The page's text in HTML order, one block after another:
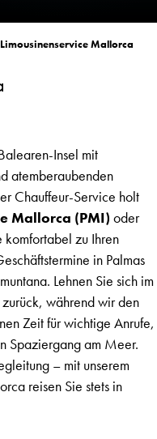
Limousinenservice Mallorca
Insel mit
atemberaubenden
Chauffeur-Service holt
Mallorca (PMI) oder
komfortabel zu Ihren
in Palmas
Lehnen Sie sich im
zurück, während wir den
Zeit für wichtige Anrufe,
Spaziergang am Meer.
– mit unserem
reisen Sie stets in